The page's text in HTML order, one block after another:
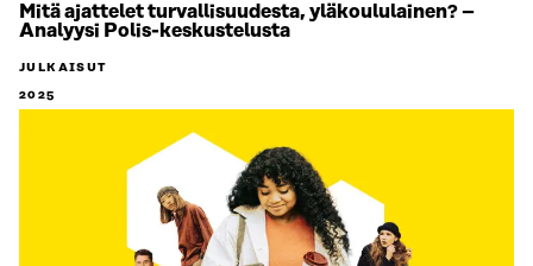
Mitä ajattelet turvallisuudesta, yläkoululainen? –
Analyysi Polis-keskustelusta
JULKAISUT
2025